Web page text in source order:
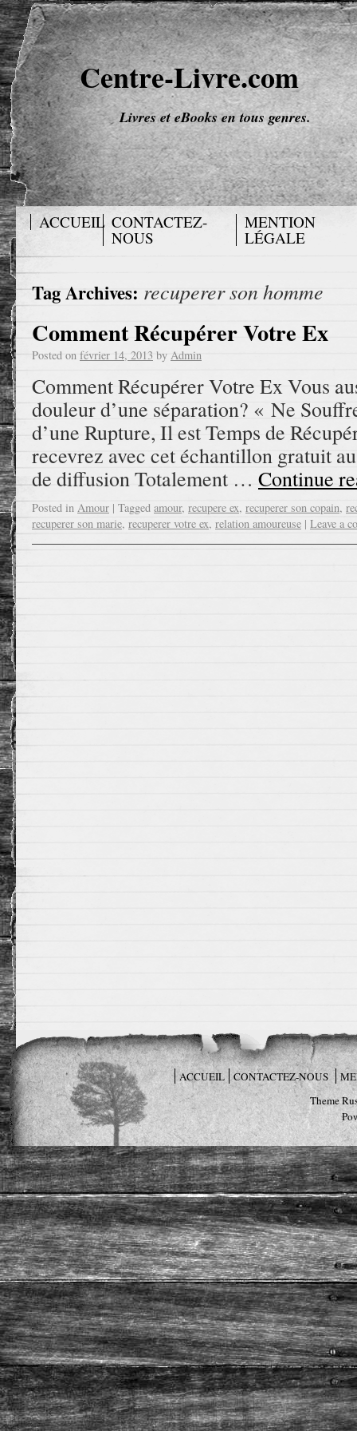
Centre-Livre.com
Livres et eBooks en tous genres.
ACCUEIL CONTACTEZ-
NOUS
MENTION
LÉGALE
Tag Archives: recuperer son homme
Comment Récupérer Votre Ex
Posted on février 14, 2013 by Admin
Comment Récupérer Votre Ex Vous
douleur d’une séparation? « Ne
d’une Rupture, Il est Temps de
recevrez avec cet échantillon gratuit
de diffusion Totalement … Continue
Posted in Amour | Tagged amour, recupere ex, recuperer son copain,
recuperer son marie, recuperer votre ex, relation amoureuse | Leave a
ACCUEIL CONTACTEZ-NOUS
Theme